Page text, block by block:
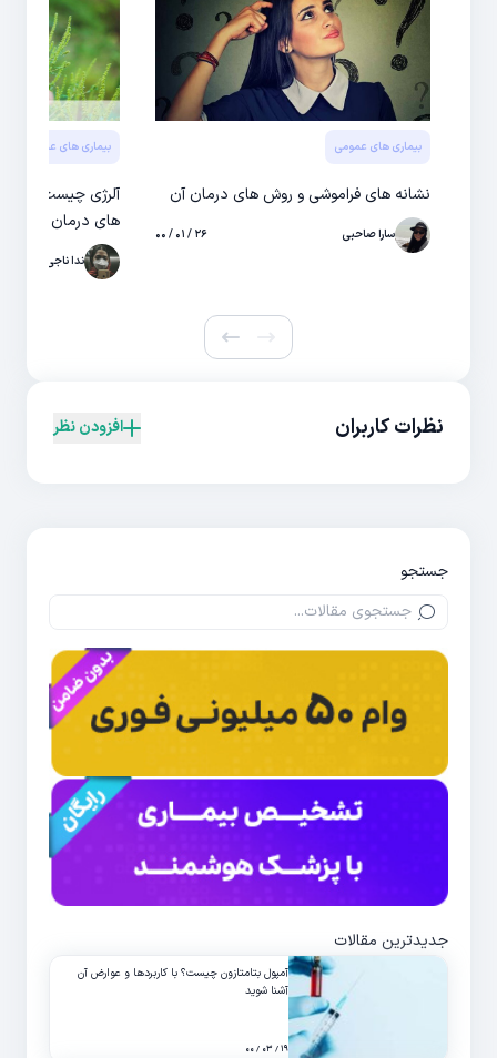
بیماری های عمومی
نشانه های فراموشی و روش های درمان آن
سارا صاحبی ۲۶ / ۰۱ / ۰۰
بیماری های عمومی
آلرژی چیست /
های درمان آن
ندا ناجی
نظرات کاربران افزودن نظر
جستجو
جدیدترین مقالات
آمپول بتامتازون چیست؟ با کاربردها و عوارض آن
آشنا شوید
۱۹ / ۰۳ / ۰۰